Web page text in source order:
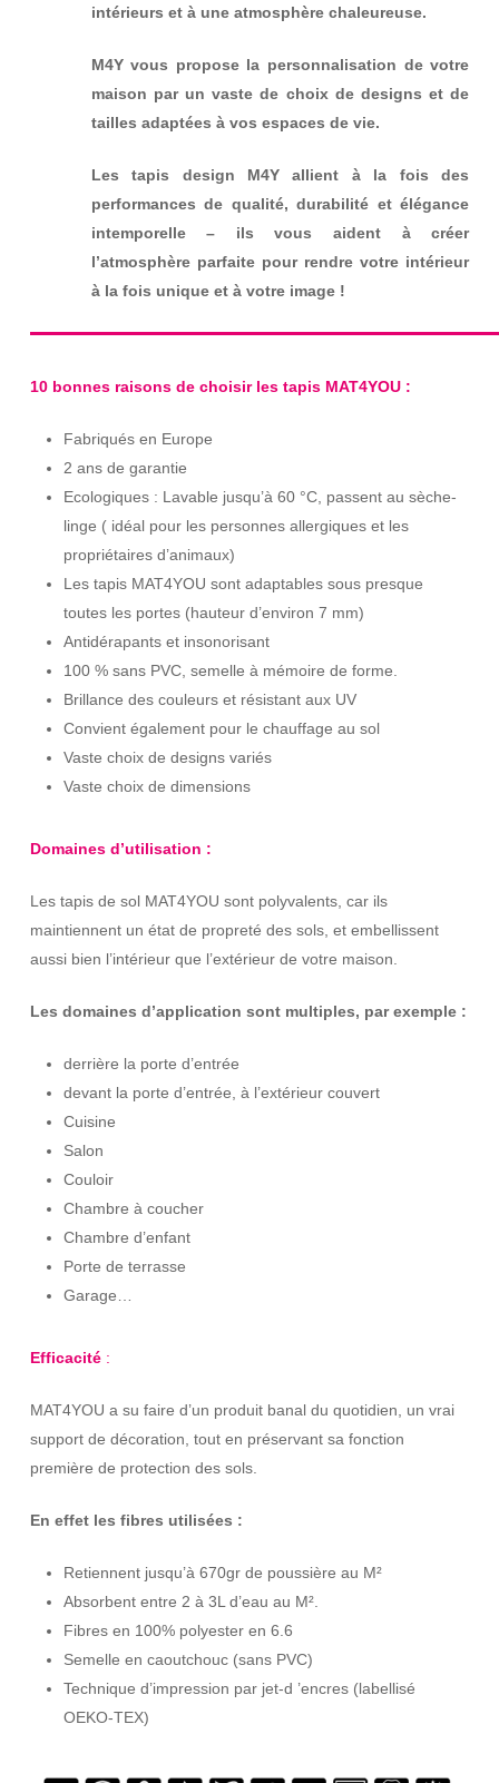
intérieurs et à une atmosphère chaleureuse.
M4Y vous propose la personnalisation de votre
maison par un vaste de choix de designs et de
tailles adaptées à vos espaces de vie.
Les tapis design M4Y allient à la fois des
performances de qualité, durabilité et élégance
intemporelle – ils vous aident à créer
l’atmosphère parfaite pour rendre votre intérieur
à la fois unique et à votre image !
10 bonnes raisons de choisir les tapis MAT4YOU :
Fabriqués en Europe
2 ans de garantie
Ecologiques : Lavable jusqu’à 60 °C, passent au sèche-
linge ( idéal pour les personnes allergiques et les
propriétaires d’animaux)
Les tapis MAT4YOU sont adaptables sous presque
toutes les portes (hauteur d’environ 7 mm)
Antidérapants et insonorisant
100 % sans PVC, semelle à mémoire de forme.
Brillance des couleurs et résistant aux UV
Convient également pour le chauffage au sol
Vaste choix de designs variés
Vaste choix de dimensions
Domaines d’utilisation :
Les tapis de sol MAT4YOU sont polyvalents, car ils
maintiennent un état de propreté des sols, et embellissent
aussi bien l’intérieur que l’extérieur de votre maison.
Les domaines d’application sont multiples, par exemple :
derrière la porte d’entrée
devant la porte d’entrée, à l’extérieur couvert
Cuisine
Salon
Couloir
Chambre à coucher
Chambre d’enfant
Porte de terrasse
Garage…
Efficacité :
MAT4YOU a su faire d’un produit banal du quotidien, un vrai
support de décoration, tout en préservant sa fonction
première de protection des sols.
En effet les fibres utilisées :
Retiennent jusqu’à 670gr de poussière au M²
Absorbent entre 2 à 3L d’eau au M².
Fibres en 100% polyester en 6.6
Semelle en caoutchouc (sans PVC)
Technique d’impression par jet-d ’encres (labellisé
OEKO-TEX)